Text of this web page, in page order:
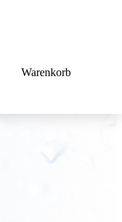
Warenkorb